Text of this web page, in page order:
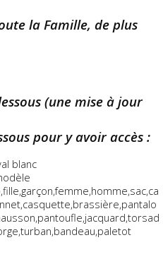
la Famille, de plus
(une mise à jour
pour y avoir accès :